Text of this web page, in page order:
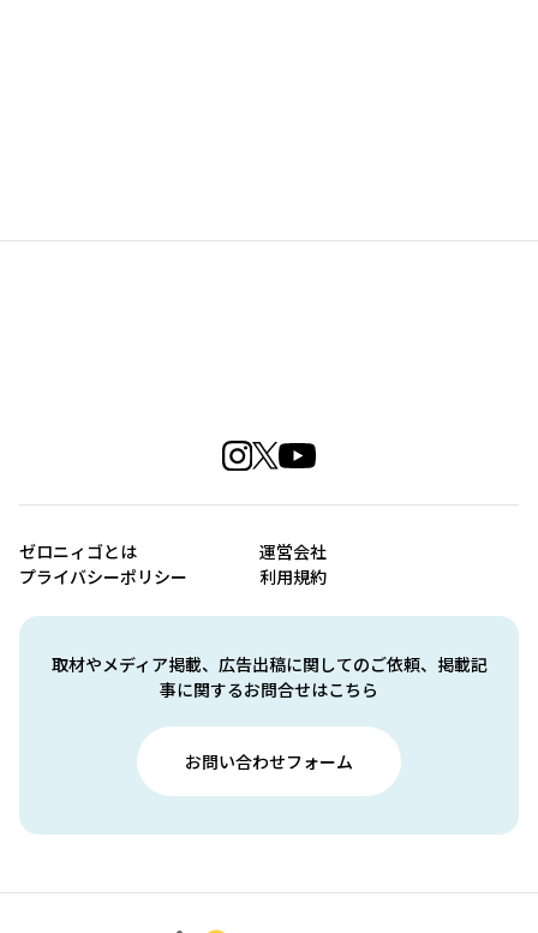
取材やメディア掲載、広告出稿に関してのご依頼、掲載記
事に関するお問合せはこちら
お問い合わせフォーム
ゼロニィゴとは
運営会社
プライバシーポリシー
利用規約